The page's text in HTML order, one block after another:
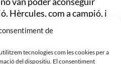
de
tecnologies com les cookies per a
del dispositiu. El consentiment
Hèrcules, com a campió, i